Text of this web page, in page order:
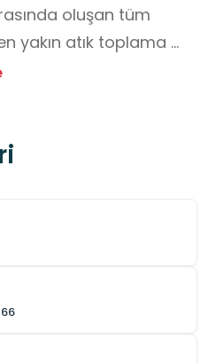
oluşan tüm
yakın atık toplama
dışına çıkılmamalıdır.